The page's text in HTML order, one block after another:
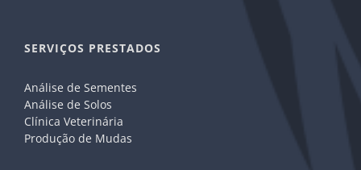
SERVIÇOS PRESTADOS
Análise de Sementes
Análise de Solos
Clínica Veterinária
Produção de Mudas